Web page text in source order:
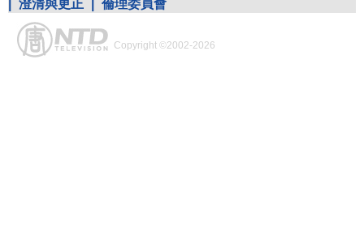
澄清與更正 倫理委員會
Copyright ©2002-2026